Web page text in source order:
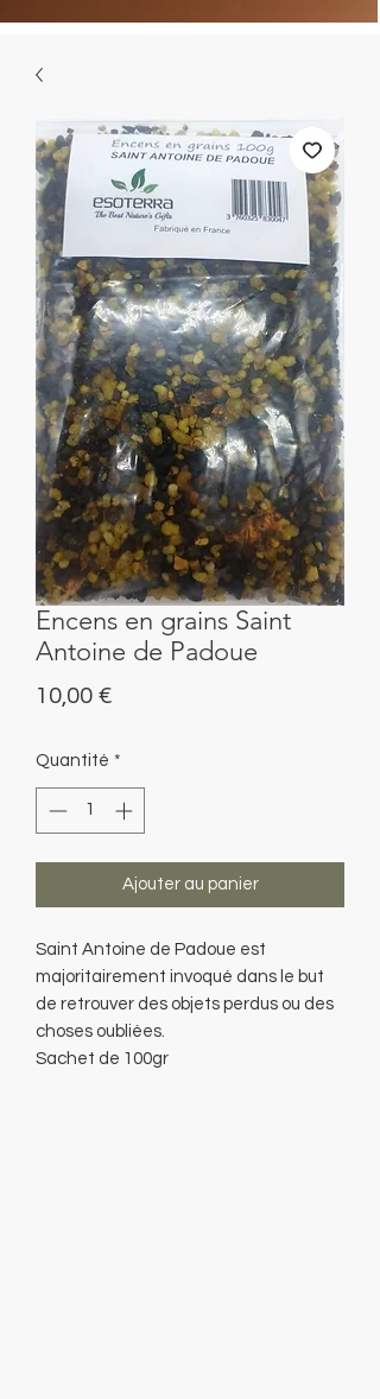
Encens en grains Saint
Antoine de Padoue
10,00 €Prix
Quantité *
Ajouter au panier
Saint Antoine de Padoue est
majoritairement invoqué dans le but
de retrouver des objets perdus ou des
choses oubliées.
Sachet de 100gr